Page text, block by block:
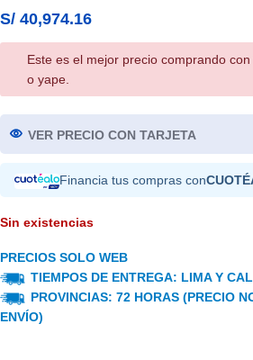
S/ 40,974.16
Este es el mejor precio comprando
o yape.
VER PRECIO CON TARJETA
Financia tus compras con
Sin existencias
PRECIOS SOLO WEB
TIEMPOS DE ENTREGA: LIMA Y
PROVINCIAS: 72 HORAS (PRECIO
ENVÍO)